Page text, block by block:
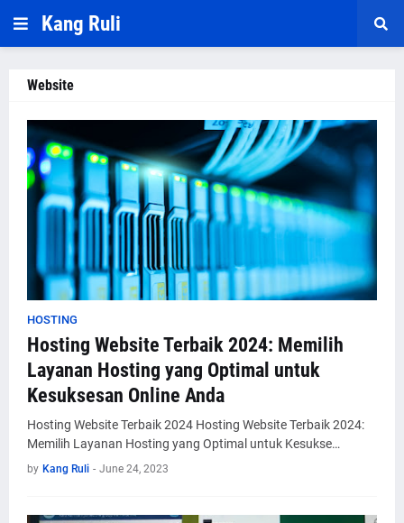
Kang Ruli
Website
HOSTING
Hosting Website Terbaik 2024: Memilih
Layanan Hosting yang Optimal untuk
Kesuksesan Online Anda
Hosting Website Terbaik 2024 Hosting Website Terbaik 2024:
Memilih Layanan Hosting yang Optimal untuk Kesukse…
by Kang Ruli - June 24, 2023